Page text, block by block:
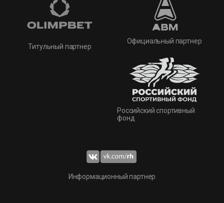
Титульный партнер
Официальный партнер
Российский спортивный
фонд
Информационный партнер